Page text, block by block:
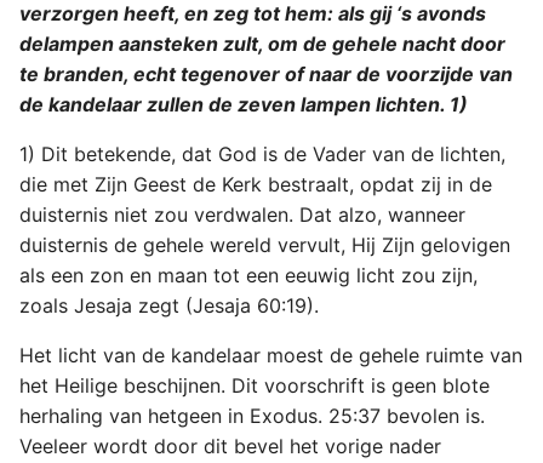
Titus
Filémon
Hebreeën
Jakobus
1 Petrus
1 Johannes
2 Johannes
verzorgen heeft, en zeg tot hem: als gij ‘s avonds
delampen aansteken zult, om de gehele nacht door
te branden, echt tegenover of naar de voorzijde van
de kandelaar zullen de zeven lampen lichten. 1)
1) Dit betekende, dat God is de Vader van de lichten,
die met Zijn Geest de Kerk bestraalt, opdat zij in de
duisternis niet zou verdwalen. Dat alzo, wanneer
duisternis de gehele wereld vervult, Hij Zijn gelovigen
als een zon en maan tot een eeuwig licht zou zijn,
zoals Jesaja zegt (Jesaja 60:19).
Het licht van de kandelaar moest de gehele ruimte van
het Heilige beschijnen. Dit voorschrift is geen blote
herhaling van hetgeen in Exodus. 25:37 bevolen is.
Veeleer wordt door dit bevel het vorige nader